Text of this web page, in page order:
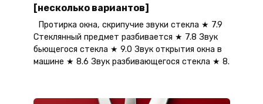
[несколько вариантов]
Протирка окна, скрипучие звуки стекла ★ 7.9
Стеклянный предмет разбивается ★ 7.8 Звук
бьющегося стекла ★ 9.0 Звук открытия окна в
машине ★ 8.6 Звук разбивающегося стекла ★ 8.